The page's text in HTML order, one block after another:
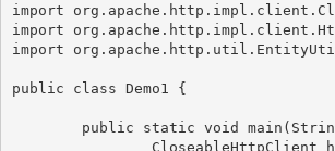
import
import
import
public class Demo1 {